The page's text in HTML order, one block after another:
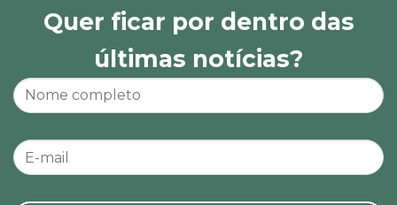
Quer ficar por dentro das
últimas notícias?